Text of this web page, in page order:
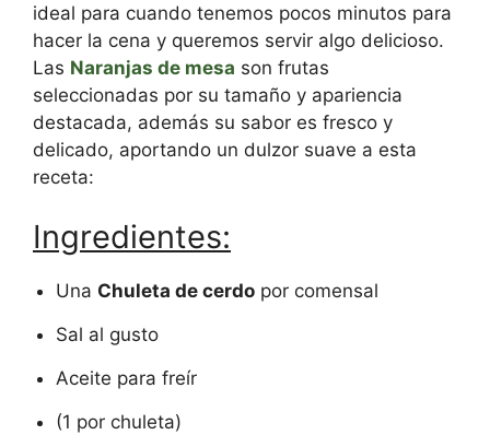
ideal para cuando tenemos pocos minutos para
hacer la cena y queremos servir algo delicioso.
Las Naranjas de mesa son frutas
seleccionadas por su tamaño y apariencia
destacada, además su sabor es fresco y
delicado, aportando un dulzor suave a esta
receta:
Ingredientes:
Una Chuleta de cerdo por comensal
Sal al gusto
Aceite para freír
(1 por chuleta)